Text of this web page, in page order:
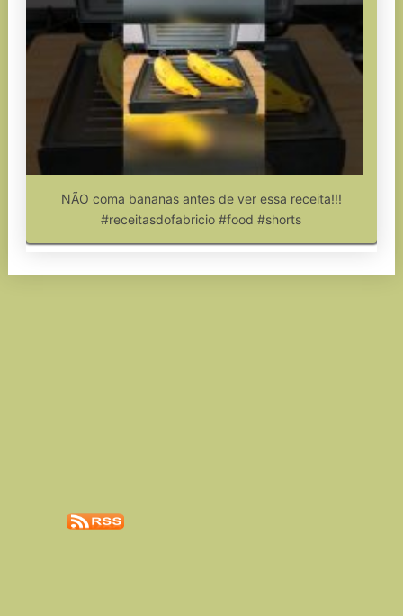
NÃO coma bananas antes de ver essa receita!!!
#receitasdofabricio #food #shorts